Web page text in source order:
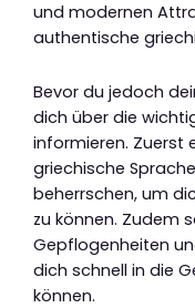
und modernen
authentische
Bevor du jedoch
dich über die
informieren. Zuerst
griechische
beherrschen, um
zu können. Zudem
Gepflogenheiten
dich schnell in die
können.